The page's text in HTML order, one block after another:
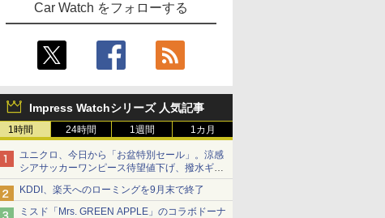
Car Watch をフォローする
Impress Watchシリーズ 人気記事
1時間 24時間 1週間 1カ月
ユニクロ、今日から「お盆特別セール」。涼感
シアサッカーワンピース待望値下げ、撥水ギア
ショーツは1990円に
KDDI、楽天へのローミングを9月末で終了
ミスド「Mrs. GREEN APPLE」のコラボドーナ